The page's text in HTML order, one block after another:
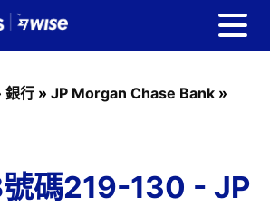
銀行 » JP Morgan Chase Bank »
號碼219-130 - JP